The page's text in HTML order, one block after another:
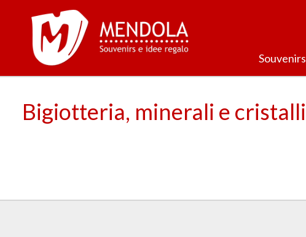
Souvenirs
Bigiotteria, minerali e cristalli